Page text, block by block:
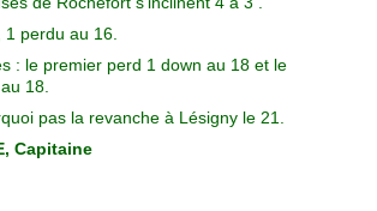
perdu au 16.
: le premier perd 1 down au 18 et le
18.
pas la revanche à Lésigny le 21.
Capitaine